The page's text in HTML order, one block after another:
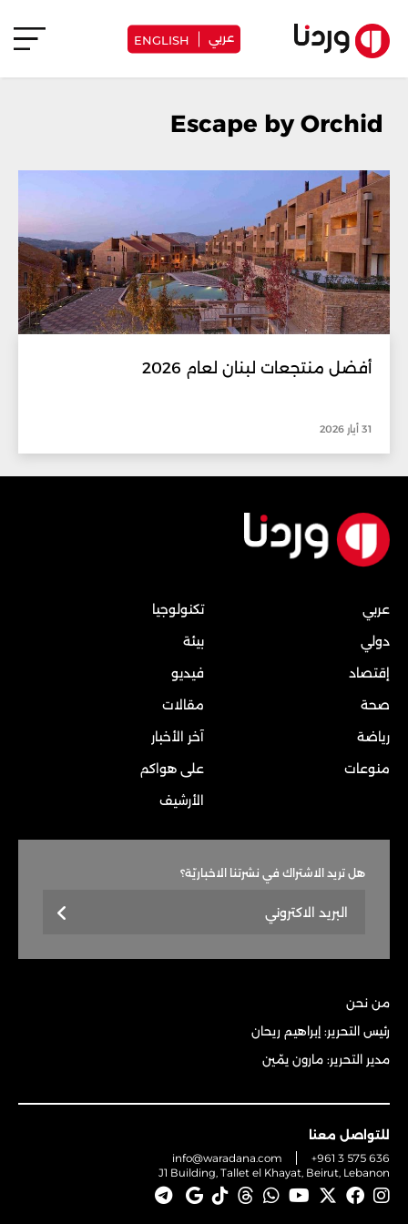
عربي ENGLISH
أفضل منتجعات لبنان لعام 2026
31 أيار 2026
عربي
دولي
إقتصاد
صحة
رياضة
منوعات
تكنولوجيا
بيئة
فيديو
مقالات
آخر الأخبار
على هواكم
الأرشيف
هل تريد الاشتراك في نشرتنا الاخباريّة؟
من نحن
رئيس التحرير: إبراهيم ريحان
مدير التحرير: مارون يمّين
للتواصل معنا
info@waradana.com
+961 3 575 636
J1 Building, Tallet el Khayat, Beirut, Lebanon